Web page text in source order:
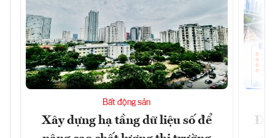
Bất động sản
Xây dựng hạ tầng dữ liệu số để